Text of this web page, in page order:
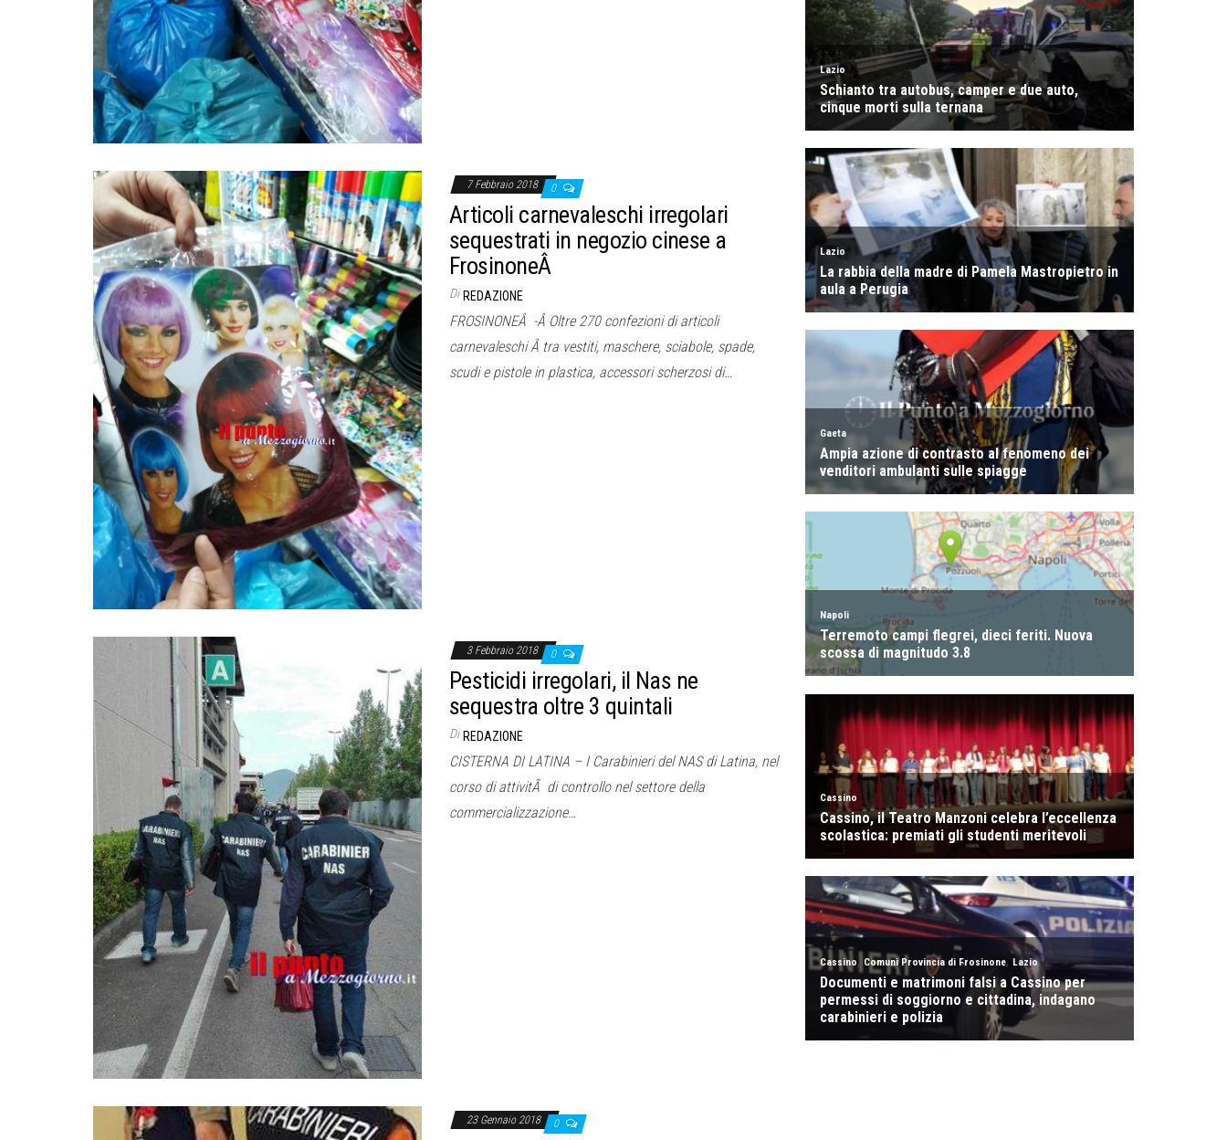
7 Febbraio 2018 0
Articoli carnevaleschi irregolari
sequestrati in negozio cinese a
FrosinoneÂ
Di REDAZIONE
FROSINONEÂ -Â Oltre 270 confezioni di articoli
carnevaleschi Â tra vestiti, maschere, sciabole, spade,
scudi e pistole in plastica, accessori scherzosi di…
3 Febbraio 2018 0
Pesticidi irregolari, il Nas ne
sequestra oltre 3 quintali
Di REDAZIONE
CISTERNA DI LATINA – I Carabinieri del NAS di Latina, nel
corso di attivitÃ di controllo nel settore della
commercializzazione…
23 Gennaio 2018 0